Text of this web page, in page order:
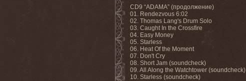
CD9 “ADAMA” (продолжение)
01. Rendezvous 6:02
02. Thomas Lang's Drum Solo
03. Caught In the Crossfire
04. Easy Money
05. Starless
06. Heat Of the Moment
07. Don't Cry
08. Short Jam (soundcheck)
09. All Along the Watchtower (soundcheck)
10. Starless (soundcheck)